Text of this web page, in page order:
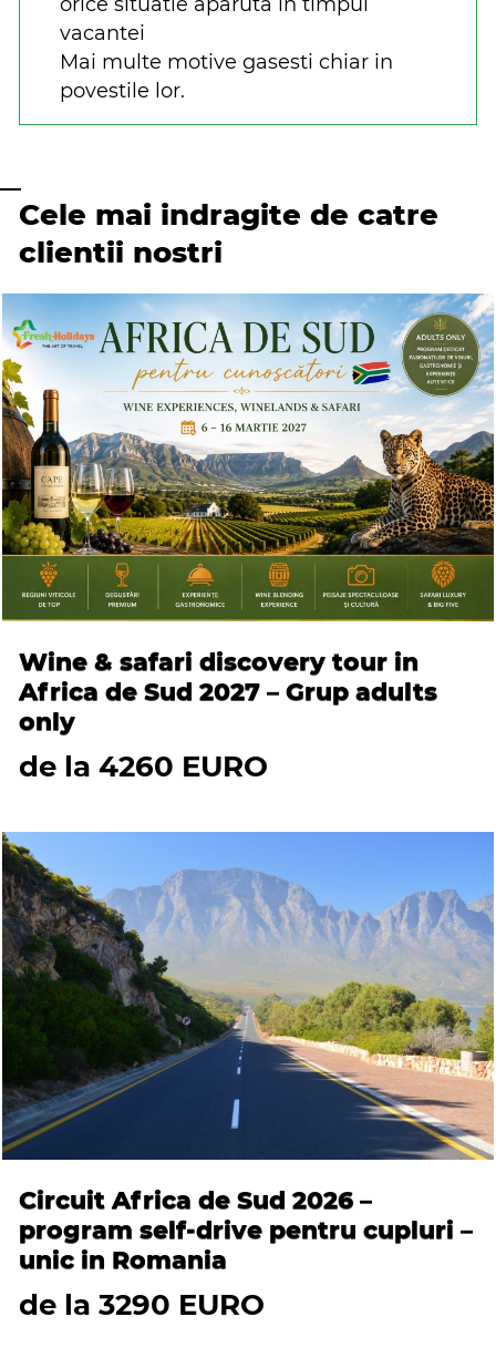
vacantei
Mai multe motive gasesti chiar in
povestile lor.
Cele mai indragite de catre
clientii nostri
Wine & safari discovery tour in
Africa de Sud 2027 – Grup adults
only
de la 4260 EURO
Circuit Africa de Sud 2026 –
program self-drive pentru cupluri –
unic in Romania
de la 3290 EURO